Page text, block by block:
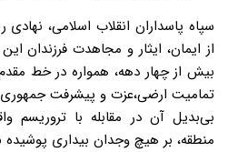
سپاه پاسداران انقلاب اسلامی،
از ایمان، ایثار و مجاهدت فرزندان
بیش از چهار دهه، همواره در خط
تمامیت ارضی،عزت و پیشرفت جمهوری
بی‌بدیل آن در مقابله با تروریسم
منطقه، بر هیچ وجدان بیداری